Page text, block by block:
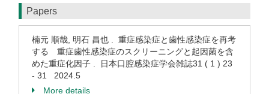
Papers
楠元 順哉, 明石 昌也 . 重症感染症と歯性感染症を再考
する 重症歯性感染症のスクリーニングと起因菌を含
めた重症化因子 . 日本口腔感染症学会雑誌31 ( 1 ) 23
- 31 2024.5
More details